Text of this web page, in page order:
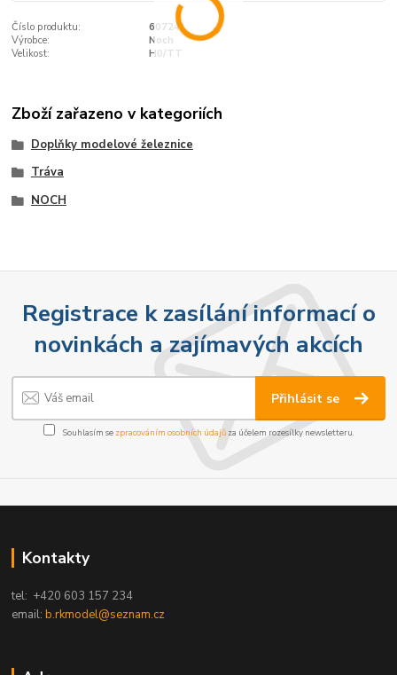
Číslo produktu:
607241
Výrobce:
Noch
Velikost:
H0/TT
Zboží zařazeno v kategoriích
Doplňky modelové železnice
Tráva
NOCH
Registrace k zasílání informací o
novinkách a zajímavých akcích
Přihlásit se
Souhlasím se zpracováním osobních údajůza účelem rozesílky newsletteru.
Kontakty
tel: +420 603 157 234
email:b.rkmodel@seznam.cz